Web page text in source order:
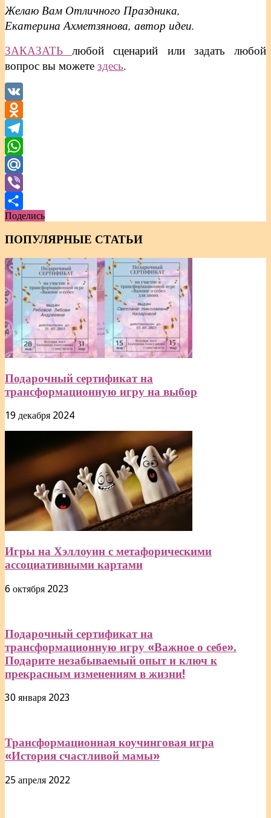
Желаю Вам Отличного Праздника,
Екатерина Ахметзянова, автор идеи.
ЗАКАЗАТЬлюбой сценарий или задать любой
вопрос вы можете здесь.
VK
Odnoklassniki
Telegram
WhatsApp
Mail.Ru
Viber
Отправить
Поделись
ПОПУЛЯРНЫЕ СТАТЬИ
Подарочный сертификат на
трансформационную игру на выбор
19 декабря 2024
Игры на Хэллоуин с метафорическими
ассоциативными картами
6 октября 2023
Подарочный сертификат на
трансформационную игру «Важное о себе».
Подарите незабываемый опыт и ключ к
прекрасным изменениям в жизни!
30 января 2023
Трансформационная коучинговая игра
«История счастливой мамы»
25 апреля 2022